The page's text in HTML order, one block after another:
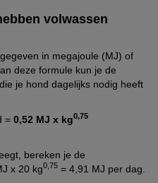
volwassen
in megajoule (MJ) of
deze formule kun je de
je hond dagelijks nodig heeft
= 0,52 MJ x kg0,75
bereken je de
x 20 kg0,75 = 4,91 MJ per dag.